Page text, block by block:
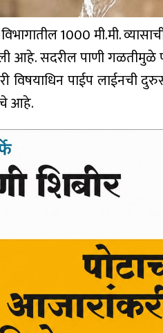
1000 मी.मी.
सदरील पाणी गळतीमुळे
पाईप लाईनची
आहे.